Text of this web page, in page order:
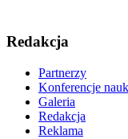
Redakcja
Partnerzy
Konferencje
Galeria
Redakcja
Reklama